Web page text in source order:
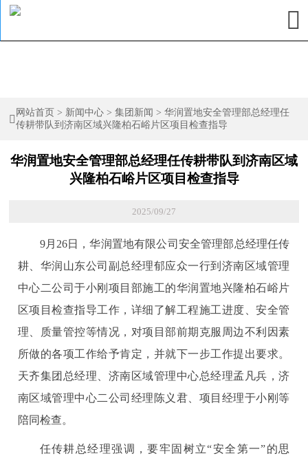


网站首页 > 新闻中心 > 集团新闻 > 华润置地安全管理部总经理任
传耕带队到济南区域兴隆柏石峪片区项目检查指导
华润置地安全管理部总经理任传耕带队到济南区域
兴隆柏石峪片区项目检查指导
2025/09/27
9月26日，华润置地有限公司安全管理部总经理任传
耕、华润山东公司副总经理郁应众一行到济南区域管理
中心二公司于小刚项目部施工的华润置地兴隆柏石峪片
区项目检查指导工作，详细了解工程施工进度、安全管
理、质量管控等情况，对项目部前期克服周边不利因素
所做的各项工作给予肯定，并就下一步工作提出要求。
天齐集团总经理、济南区域管理中心总经理孟凡兵，济
南区域管理中心二公司经理陈义君、项目经理于小刚等
陪同检查。
任传耕总经理强调，要牢固树立“安全第一”的思